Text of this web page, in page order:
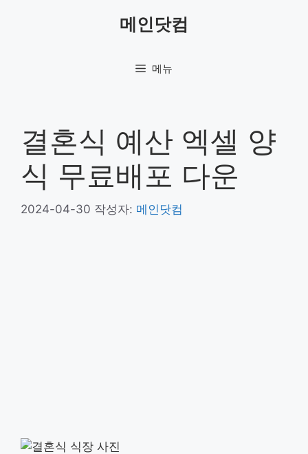
메인닷컴
메뉴
결혼식 예산 엑셀 양
식 무료배포 다운
2024-04-30 작성자: 메인닷컴